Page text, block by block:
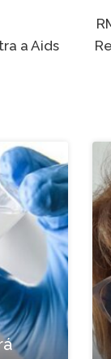
a Aids